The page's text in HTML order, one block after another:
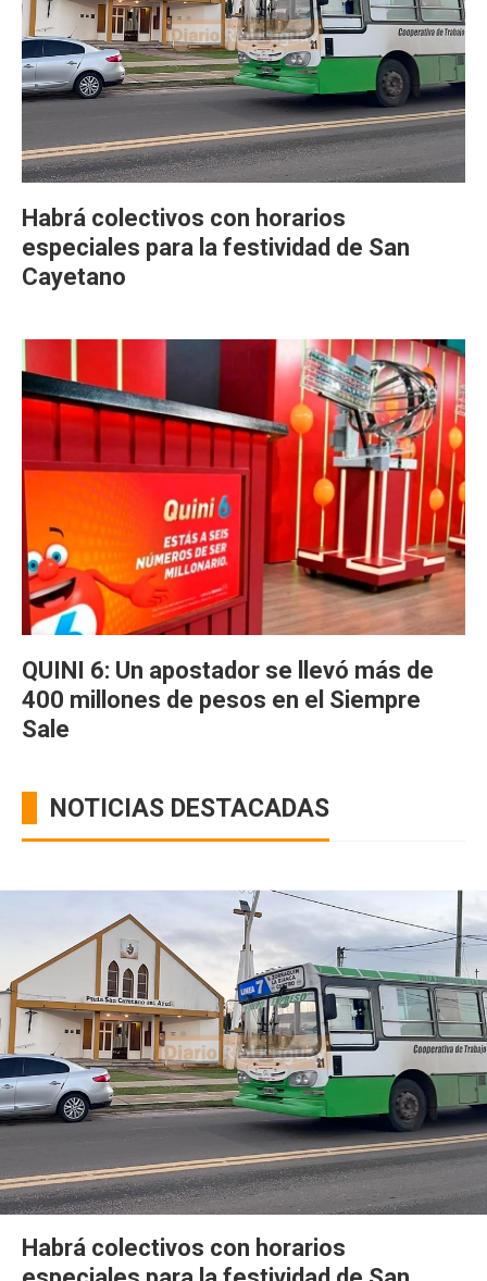
Habrá colectivos con horarios
especiales para la festividad de San
Cayetano
QUINI 6: Un apostador se llevó más de
400 millones de pesos en el Siempre
Sale
NOTICIAS DESTACADAS
Habrá colectivos con horarios